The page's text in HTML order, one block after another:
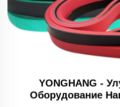
YONGHANG -
Оборудование